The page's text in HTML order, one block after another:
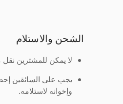
الشحن والاستلام
لا يمكن للمشترين نقل
يجب على السائقين
وإخوانه لاستلامه.